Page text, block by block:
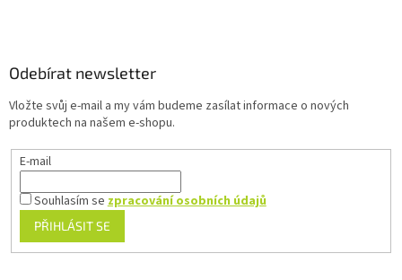
Odebírat newsletter
Vložte svůj e-mail a my vám budeme zasílat informace o nových
produktech na našem e-shopu.
E-mail
Souhlasím sezpracování osobních údajů
PŘIHLÁSIT SE